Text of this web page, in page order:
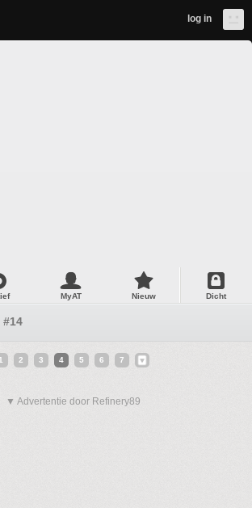
log in
MyAT Nieuw Dicht
#14
1 2 3 4 5 6 7
▼ Advertentie door Refinery89